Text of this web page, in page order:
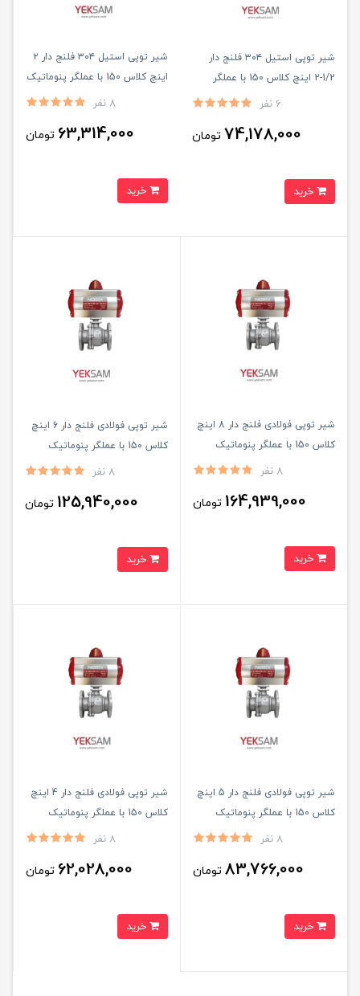
شیر توپی استیل ۳۰۴ فلنج دار
1/2-2 اینچ کلاس 150 با عملگر
6 نفر
74,178,000 تومان
شیر توپی استیل ۳۰۴ فلنج دار ۲
اینچ کلاس 150 با عملگر پنوماتیک
8 نفر
63,314,000 تومان
شیر توپی فولادی فلنج دار 8 اینچ
کلاس 150 با عملگر پنوماتیک
8 نفر
164,939,000 تومان
شیر توپی فولادی فلنج دار 6 اینچ
کلاس 150 با عملگر پنوماتیک
8 نفر
125,940,000 تومان
شیر توپی فولادی فلنج دار 5 اینچ
کلاس 150 با عملگر پنوماتیک
8 نفر
83,766,000 تومان
شیر توپی فولادی فلنج دار 4 اینچ
کلاس 150 با عملگر پنوماتیک
8 نفر
62,028,000 تومان